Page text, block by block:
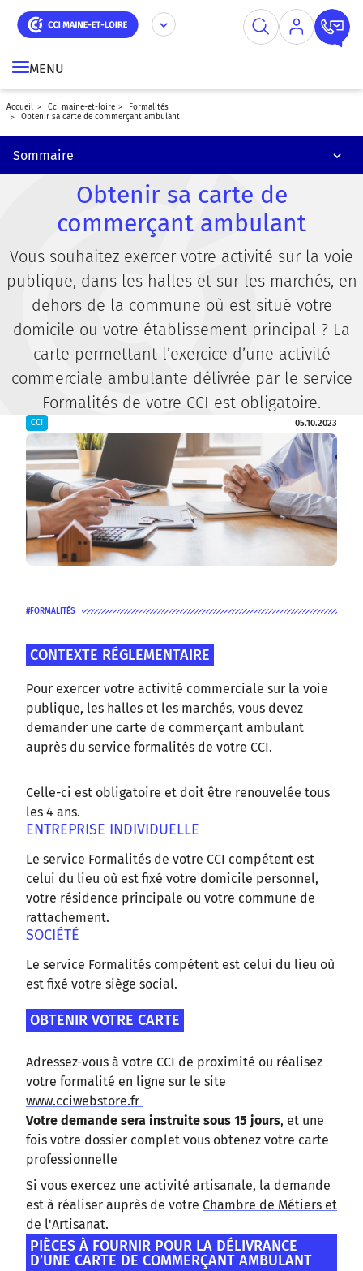
Aller
contenu
MENU
accueil cci maine-et-loire
formalités
obtenir sa carte de commerçant ambulant
Sommaire
Financer sa formation par l'AGEFICE
Accueillir des jeunes en stage dans votre entreprise
Contacter les services Formalités
Obtenir sa carte de
commerçant ambulant
Vous souhaitez exercer votre activité sur la voie
publique, dans les halles et sur les marchés, en
dehors de la commune où est situé votre
domicile ou votre établissement principal ? La
carte permettant l’exercice d’une activité
commerciale ambulante délivrée par le service
Formalités de votre CCI est obligatoire.
CCI 05.10.2023
FORMALITÉS
CONTEXTE RÉGLEMENTAIRE
Pour exercer votre activité commerciale sur la voie
publique, les halles et les marchés, vous devez
demander une carte de commerçant ambulant
auprès du service formalités de votre CCI.
Celle-ci est obligatoire et doit être renouvelée tous
les 4 ans.
ENTREPRISE INDIVIDUELLE
Le service Formalités de votre CCI compétent est
celui du lieu où est fixé votre domicile personnel,
votre résidence principale ou votre commune de
rattachement.
SOCIÉTÉ
Le service Formalités compétent est celui du lieu où
est fixé votre siège social.
OBTENIR VOTRE CARTE
Adressez-vous à votre CCI de proximité ou réalisez
votre formalité en ligne sur le site
www.cciwebstore.fr
Votre demande sera instruite sous 15 jours, et une
fois votre dossier complet vous obtenez votre carte
professionnelle
Si vous exercez une activité artisanale, la demande
est à réaliser auprès de votre Chambre de Métiers et
de l'Artisanat.
PIÈCES À FOURNIR POUR LA DÉLIVRANCE
D’UNE CARTE DE COMMERÇANT AMBULANT
Panneau de gestion des cookies